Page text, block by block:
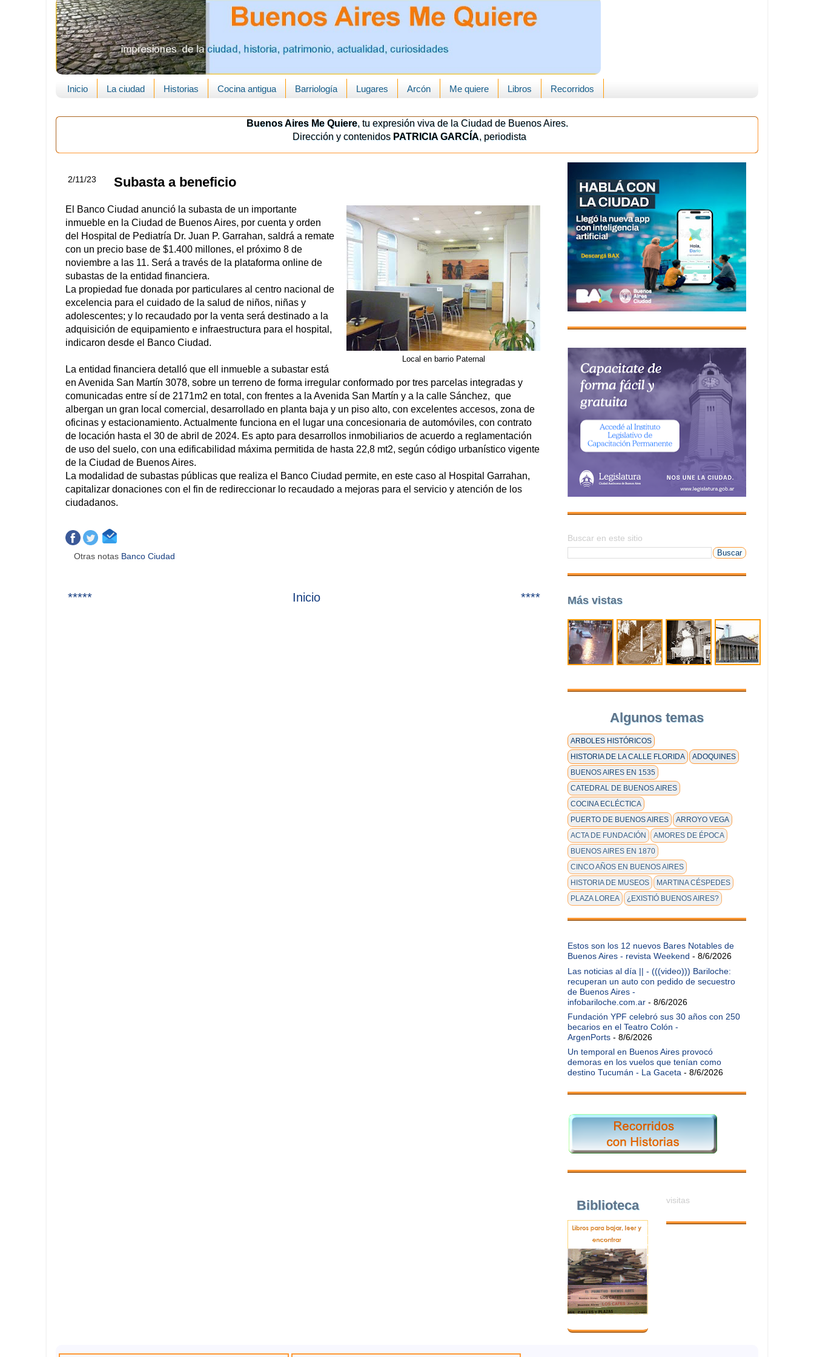
Inicio La ciudad Historias Cocina antigua Barriología Lugares Arcón Me quiere Libros Recorridos
Buenos Aires Me Quiere, tu expresión viva de la Ciudad de Buenos Aires.
Dirección y contenidos PATRICIA GARCÍA, periodista
2/11/23 Subasta a beneficio
Local en barrio Paternal
El Banco Ciudad anunció la subasta de un importante
inmueble en la Ciudad de Buenos Aires, por cuenta y orden
del Hospital de Pediatría Dr. Juan P. Garrahan, saldrá a remate
con un precio base de $1.400 millones, el próximo 8 de
noviembre a las 11. Será a través de la plataforma online de
subastas de la entidad financiera.
La propiedad fue donada por particulares al centro nacional de
excelencia para el cuidado de la salud de niños, niñas y
adolescentes; y lo recaudado por la venta será destinado a la
adquisición de equipamiento e infraestructura para el hospital,
indicaron desde el Banco Ciudad.
La entidad financiera detalló que ell inmueble a subastar está
en Avenida San Martín 3078, sobre un terreno de forma irregular conformado por tres parcelas integradas y
comunicadas entre sí de 2171m2 en total, con frentes a la Avenida San Martín y a la calle Sánchez, que
albergan un gran local comercial, desarrollado en planta baja y un piso alto, con excelentes accesos, zona de
oficinas y estacionamiento. Actualmente funciona en el lugar una concesionaria de automóviles, con contrato
de locación hasta el 30 de abril de 2024. Es apto para desarrollos inmobiliarios de acuerdo a reglamentación
de uso del suelo, con una edificabilidad máxima permitida de hasta 22,8 mt2, según código urbanístico vigente
de la Ciudad de Buenos Aires.
La modalidad de subastas públicas que realiza el Banco Ciudad permite, en este caso al Hospital Garrahan,
capitalizar donaciones con el fin de redireccionar lo recaudado a mejoras para el servicio y atención de los
ciudadanos.
Otras notas Banco Ciudad
***** ****
Inicio
Buscar en este sitio
Más vistas
Algunos temas
ARBOLES HISTÓRICOS
HISTORIA DE LA CALLE FLORIDA
ADOQUINES
BUENOS AIRES EN 1535
CATEDRAL DE BUENOS AIRES
COCINA ECLÉCTICA
PUERTO DE BUENOS AIRES
ARROYO VEGA
ACTA DE FUNDACIÓN
AMORES DE ÉPOCA
BUENOS AIRES EN 1870
CINCO AÑOS EN BUENOS AIRES
HISTORIA DE MUSEOS
MARTINA CÉSPEDES
PLAZA LOREA
¿EXISTIÓ BUENOS AIRES?
Estos son los 12 nuevos Bares Notables de
Buenos Aires - revista Weekend - 8/6/2026
Las noticias al día || - (((video))) Bariloche:
recuperan un auto con pedido de secuestro
de Buenos Aires -
infobariloche.com.ar - 8/6/2026
Fundación YPF celebró sus 30 años con 250
becarios en el Teatro Colón -
ArgenPorts - 8/6/2026
Un temporal en Buenos Aires provocó
demoras en los vuelos que tenían como
destino Tucumán - La Gaceta - 8/6/2026
Biblioteca visitas